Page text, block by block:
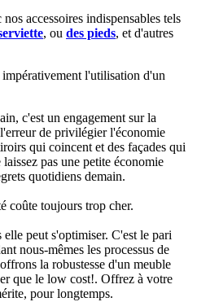
accessoires indispensables tels
, ou des pieds, et d'autres
l'utilisation d'un
c'est un engagement sur la
de privilégier l'économie
qui coincent et des façades qui
pas une petite économie
quotidiens demain.
coûte toujours trop cher.
peut s'optimiser. C'est le pari
nous-mêmes les processus de
la robustesse d'un meuble
que le low cost!. Offrez à votre
pour longtemps.